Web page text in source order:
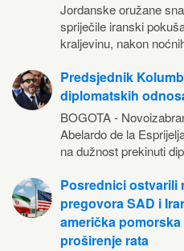
Jordanske oružane
spriječile iranski
kraljevinu, nakon
Predsjednik
diplomatskih
BOGOTA -
Abelardo de la
na dužnost prekinuti
Posrednici ostvarili
pregovora SAD i
američka
proširenje rata